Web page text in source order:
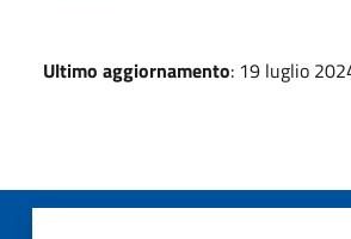
Ultimo aggiornamento: 19 luglio